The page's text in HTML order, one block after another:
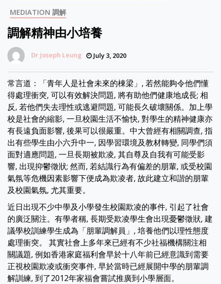
MEDIATION 調解
調解精神由小培養
Dr Joseph Leung July 3, 2020
常言道：「青年人是社會未來的棟梁」, 若然能夠令他們懂
得處理衝突, 可以有效解決問題, 將有助他們健康地成長; 相
反, 若他們失去理性或逃避問題, 可能長久破壞關係。加上學
校是社會的縮影, 一旦校園生活不愉快, 對學生的精神健康亦
有長遠負面影響, 後果可以很嚴重。中大曾經有相關調查, 指
出有些學生由小六升中一, 因學習環境及教材轉變, 同學們須
面對適應問題, 一旦長期被欺凌, 其自尊及自我有可能受影
響, 出現抑鬱徵狀; 然而, 若結識行為有偏差的朋輩, 或受校園
氣氛等危機因素影響下便成為欺凌者, 故此建立和諧的朋輩
及校園氣氛, 尤其重要。
近日出現不少中學及小學發生校園欺凌的事件, 引起了社會
的廣泛關注。有學者稱, 長期受欺凌學生會出現憂鬱徵狀, 建
議學校訓練學生成為「朋輩調解員」, 培養他們以理性態度
處理衝突。 其實社會上多年來已經有不少社福機構關注相
關議題, 例如香港家庭福利會早於十八年前已經意識到需要
正視校園欺凌或衝突事件, 早於當時已經展開中學的朋輩調
解訓練, 到了2012年家福會嘗試推廣到小學層面。